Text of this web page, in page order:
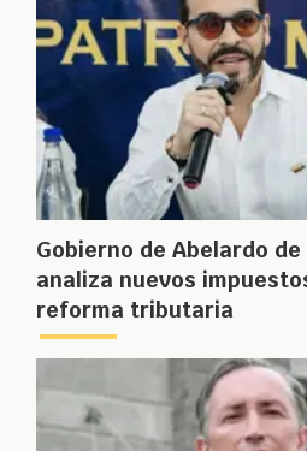
Gobierno de Abelardo
analiza nuevos
reforma tributaria